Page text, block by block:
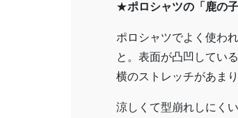
★ポロシャツの「鹿の
ポロシャツでよく使わ
と。表面が凸凹してい
横のストレッチがあま
涼しくて型崩れしにく